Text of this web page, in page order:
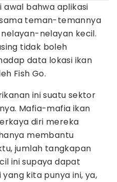
awal bahwa aplikasi
teman-temannya
nelayan kecil.
tidak boleh
data lokasi ikan
Fish Go.
ini suatu sektor
Mafia-mafia ikan
diri mereka
membantu
jumlah tangkapan
ini supaya dapat
kita punya ini, ya,